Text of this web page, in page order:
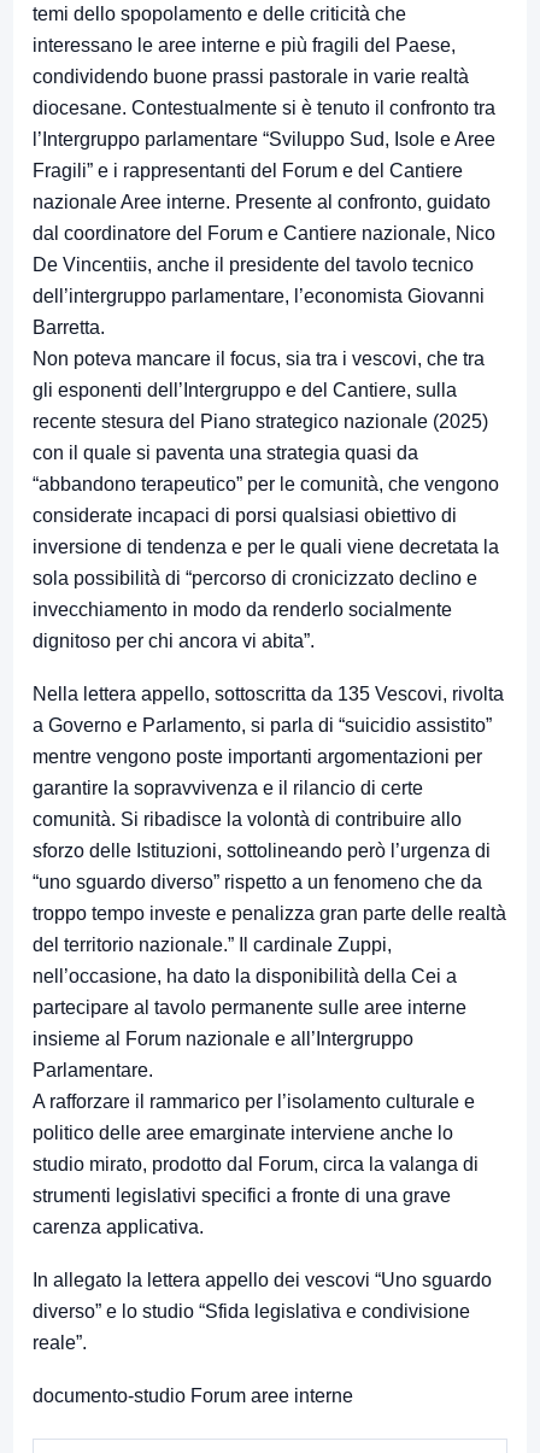
temi dello spopolamento e delle criticità che
interessano le aree interne e più fragili del Paese,
condividendo buone prassi pastorale in varie realtà
diocesane. Contestualmente si è tenuto il confronto tra
l’Intergruppo parlamentare “Sviluppo Sud, Isole e Aree
Fragili” e i rappresentanti del Forum e del Cantiere
nazionale Aree interne. Presente al confronto, guidato
dal coordinatore del Forum e Cantiere nazionale, Nico
De Vincentiis, anche il presidente del tavolo tecnico
dell’intergruppo parlamentare, l’economista Giovanni
Barretta.
Non poteva mancare il focus, sia tra i vescovi, che tra
gli esponenti dell’Intergruppo e del Cantiere, sulla
recente stesura del Piano strategico nazionale (2025)
con il quale si paventa una strategia quasi da
“abbandono terapeutico” per le comunità, che vengono
considerate incapaci di porsi qualsiasi obiettivo di
inversione di tendenza e per le quali viene decretata la
sola possibilità di “percorso di cronicizzato declino e
invecchiamento in modo da renderlo socialmente
dignitoso per chi ancora vi abita”.
Nella lettera appello, sottoscritta da 135 Vescovi, rivolta
a Governo e Parlamento, si parla di “suicidio assistito”
mentre vengono poste importanti argomentazioni per
garantire la sopravvivenza e il rilancio di certe
comunità. Si ribadisce la volontà di contribuire allo
sforzo delle Istituzioni, sottolineando però l’urgenza di
“uno sguardo diverso” rispetto a un fenomeno che da
troppo tempo investe e penalizza gran parte delle realtà
del territorio nazionale.” Il cardinale Zuppi,
nell’occasione, ha dato la disponibilità della Cei a
partecipare al tavolo permanente sulle aree interne
insieme al Forum nazionale e all’Intergruppo
Parlamentare.
A rafforzare il rammarico per l’isolamento culturale e
politico delle aree emarginate interviene anche lo
studio mirato, prodotto dal Forum, circa la valanga di
strumenti legislativi specifici a fronte di una grave
carenza applicativa.
In allegato la lettera appello dei vescovi “Uno sguardo
diverso” e lo studio “Sfida legislativa e condivisione
reale”.
documento-studio Forum aree interne